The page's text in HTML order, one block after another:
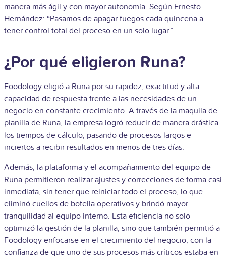
manera más ágil y con mayor autonomía. Según Ernesto
Hernández: “Pasamos de apagar fuegos cada quincena a
tener control total del proceso en un solo lugar.”
¿Por qué eligieron Runa?
Foodology eligió a Runa por su rapidez, exactitud y alta
capacidad de respuesta frente a las necesidades de un
negocio en constante crecimiento. A través de la maquila de
planilla de Runa, la empresa logró reducir de manera drástica
los tiempos de cálculo, pasando de procesos largos e
inciertos a recibir resultados en menos de tres días.
Además, la plataforma y el acompañamiento del equipo de
Runa permitieron realizar ajustes y correcciones de forma casi
inmediata, sin tener que reiniciar todo el proceso, lo que
eliminó cuellos de botella operativos y brindó mayor
tranquilidad al equipo interno. Esta eficiencia no solo
optimizó la gestión de la planilla, sino que también permitió a
Foodology enfocarse en el crecimiento del negocio, con la
confianza de que uno de sus procesos más críticos estaba en